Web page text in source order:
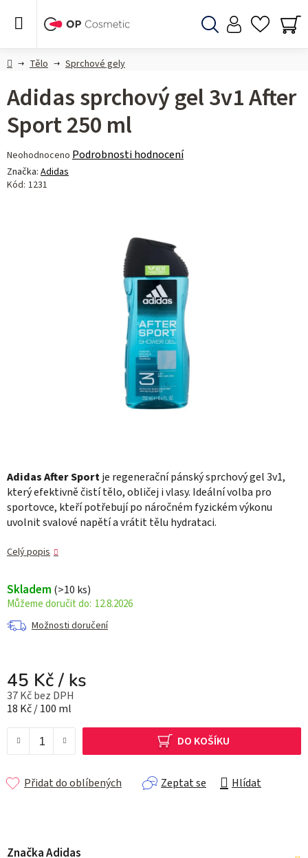
DomůTělo Sprchové gely
Adidas After Sportje regenerační pánský sprchový gel 3v1,
který efektivně čistí tělo, obličej i vlasy. Ideální volba pro
sportovce, kteří potřebují po náročném fyzickém výkonu
uvolnit svalové napětí a vrátit tělu hydrataci.
Celý popis
Skladem (>10 ks)
12.8.2026
Možnosti doručení
45 Kč/ ks
37 Kč bez DPH
Měrná cena:
18 Kč / 100 ml
DO KOŠÍKU
Zeptat se Hlídat
Přidat do oblíbených
Adidas sprchový gel 3v1 After
Sport 250 ml
Průměrné
hodnocení
produktu
Neohodnoceno Podrobnosti hodnocení
Značka: Adidas
Kód: 1231
ZnačkaAdidas